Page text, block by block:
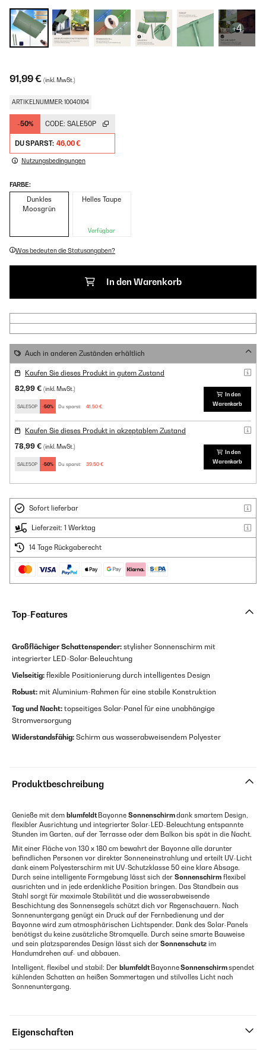
+4
91,99 € (inkl. MwSt.)
ARTIKELNUMMER: 10040104
-50% CODE: SALE50P
DU SPARST: 46,00 €
Nutzungsbedingungen
FARBE:
Dunkles
Moosgrün
Helles Taupe
Verfügbar
Was bedeuten die Statusangaben?
In den Warenkorb
Auch in anderen Zuständen erhältlich
Kaufen Sie dieses Produkt in gutem Zustand
82,99 € (inkl. MwSt.)
SALE50P -50% Du sparst: 41,50 €
In den
Warenkorb
Kaufen Sie dieses Produkt in akzeptablem Zustand
78,99 € (inkl. MwSt.)
SALE50P -50% Du sparst: 39,50 €
In den
Warenkorb
Sofort lieferbar
Lieferzeit: 1 Werktag
14 Tage Rückgaberecht
Top-Features
Großflächiger Schattenspender: stylisher Sonnenschirm mit
integrierter LED-Solar-Beleuchtung
Vielseitig: flexible Positionierung durch intelligentes Design
Robust: mit Aluminium-Rahmen für eine stabile Konstruktion
Tag und Nacht: topseitiges Solar-Panel für eine unabhängige
Stromversorgung
Widerstandsfähig: Schirm aus wasserabweisendem Polyester
Produktbeschreibung
Genieße mit dem blumfeldt Bayonne Sonnenschirmdank smartem Design,
flexibler Ausrichtung und integrierter Solar-LED-Beleuchtung entspannte
Stunden im Garten, auf der Terrasse oder dem Balkon bis spät in die Nacht.
Mit einer Fläche von 130 x 180 cm bewahrt der Bayonne alle darunter
befindlichen Personen vor direkter Sonneneinstrahlung und erteilt UV-Licht
dank einem Polyesterschirm mit UV-Schutzklasse 50 eine klare Absage.
Durch seine intelligente Formgebung lässt sich der Sonnenschirm flexibel
ausrichten und in jede erdenkliche Position bringen. Das Standbein aus
Stahl sorgt für maximale Stabilität und die wasserabweisende
Beschichtung des Sonnensegels schützt dich vor Regenschauern. Nach
Sonnenuntergang genügt ein Druck auf der Fernbedienung und der
Bayonne wird zum atmosphärischen Lichtspender. Dank des Solar-Panels
benötigst du keine zusätzliche Stromquelle. Durch seine smarte Bauweise
und sein platzsparendes Design lässt sich der Sonnenschutz im
Handumdrehen auf- und abbauen.
Intelligent, flexibel und stabil: Der blumfeldt BayonneSonnenschirmspendet
kühlenden Schatten an heißen Sommertagen und stilvolles Licht nach
Sonnenuntergang.
Eigenschaften